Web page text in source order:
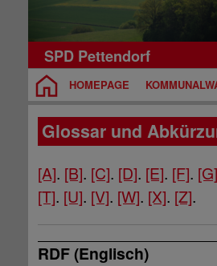
SPD Pettendorf
HOMEPAGE
Glossar und
[A]. [B]. [C]. [D]. [E]. [F]. [G]
[T]. [U]. [V]. [W]. [X]. [Z].
RDF (Englisch)